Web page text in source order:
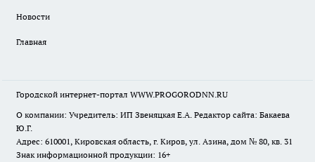
Новости
Главная
Городской интернет-портал WWW.PROGORODNN.RU
О компании: Учредитель: ИП Звеняцкая Е.А. Редактор сайта: Бакаева
Ю.Г.
Адрес: 610001, Кировская область, г. Киров, ул. Азина, дом № 80, кв. 31
Знак информационной продукции: 16+